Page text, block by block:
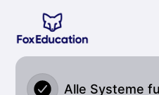
Fox Education Services
Alle Systeme